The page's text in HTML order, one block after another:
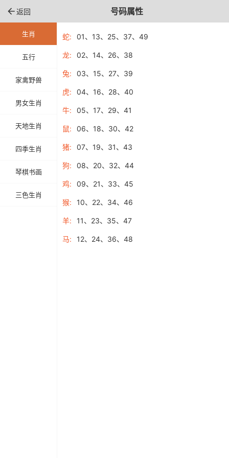
返回 号码属性
生肖
五行
家禽野兽
男女生肖
天地生肖
四季生肖
琴棋书画
三色生肖
蛇: 01、13、25、37、49
龙: 02、14、26、38
兔: 03、15、27、39
虎: 04、16、28、40
牛: 05、17、29、41
鼠: 06、18、30、42
猪: 07、19、31、43
狗: 08、20、32、44
鸡: 09、21、33、45
猴: 10、22、34、46
羊: 11、23、35、47
马: 12、24、36、48